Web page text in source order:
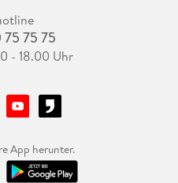
75 75
- 18.00 Uhr
App herunter.